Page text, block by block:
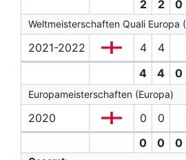
2
2 0
Weltmeisterschaften Quali Europa
2021-2022 4 4
4
4 0
Europameisterschaften (Europa)
2020 0 0
0
0 0